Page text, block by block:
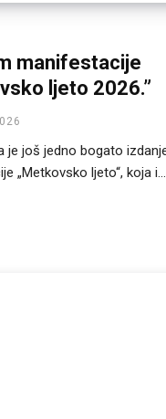
manifestacije
ljeto 2026.”
„Metkovsko ljeto“, koja i...